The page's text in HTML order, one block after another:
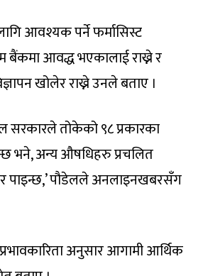
आवश्यक पर्ने फर्मासिस्ट
बैंकमा आवद्ध भएकालाई राख्ने र
खोलेर राख्ने उनले बताए ।
सरकारले तोकेको ९८ प्रकारका
भने, अन्य औषधिहरु प्रचलित
पाइन्छ,’ पौडेलले अनलाइनखबरसँग
अनुसार आगामी आर्थिक